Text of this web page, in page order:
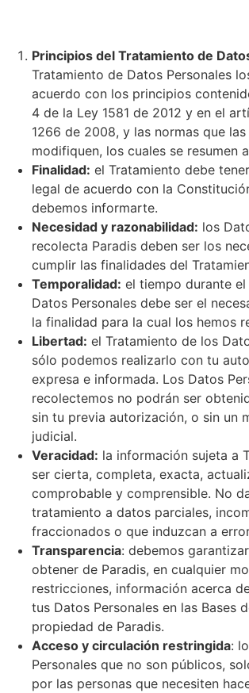
Principios del Tratamiento de
Tratamiento de Datos Personales
acuerdo con los principios
4 de la Ley 1581 de 2012 y en el
1266 de 2008, y las normas que
modifiquen, los cuales se resumen
Finalidad: el Tratamiento debe
legal de acuerdo con la
debemos informarte.
Necesidad y razonabilidad: los
recolecta Paradis deben ser los
cumplir las finalidades del
Temporalidad: el tiempo durante
Datos Personales debe ser el
la finalidad para la cual los hemos
Libertad: el Tratamiento de los
sólo podemos realizarlo con tu
expresa e informada. Los Datos
recolectemos no podrán ser
sin tu previa autorización, o sin un
judicial.
Veracidad: la información sujeta a
ser cierta, completa, exacta,
comprobable y comprensible. No
tratamiento a datos parciales,
fraccionados o que induzcan a
Transparencia: debemos
obtener de Paradis, en cualquier
restricciones, información acerca
tus Datos Personales en las Bases
propiedad de Paradis.
Acceso y circulación restringida:
Personales que no son públicos,
por las personas que necesiten